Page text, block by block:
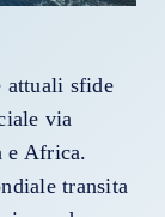
attuali sfide
via
e Africa.
transita